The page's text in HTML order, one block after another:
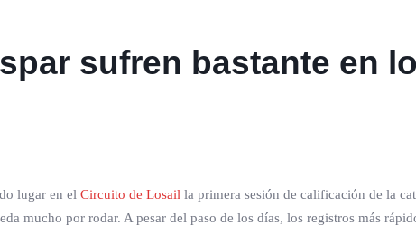
sufren bastante en
lugar en el Circuito de Losail la primera sesión de calificación de la
mucho por rodar. A pesar del paso de los días, los registros más